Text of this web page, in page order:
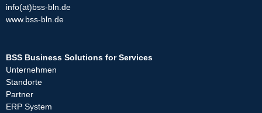
info(at)bss-bln.de
www.bss-bln.de
BSS Business Solutions for Services
Unternehmen
Standorte
Partner
ERP System